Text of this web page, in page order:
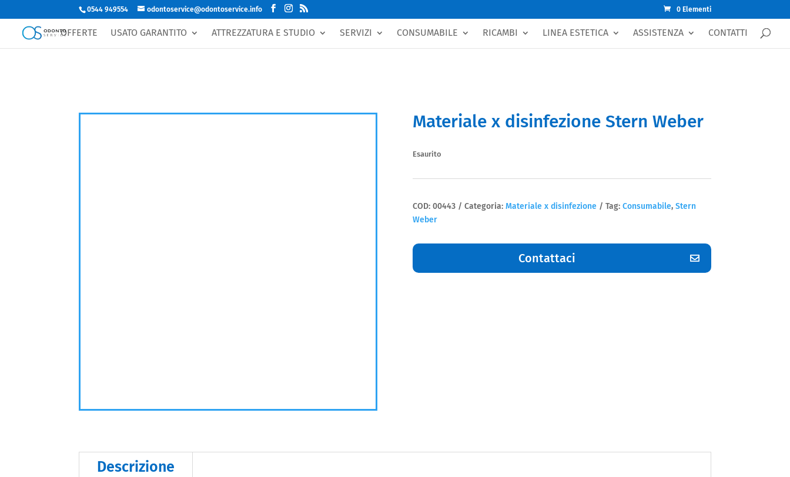
0544 949554 odontoservice@odontoservice.info 0 Elementi
OFFERTE USATO GARANTITO ATTREZZATURA E STUDIO SERVIZI CONSUMABILE RICAMBI LINEA ESTETICA ASSISTENZA CONTATTI
Materiale x disinfezione Stern Weber
Esaurito
COD: 00443 Categoria: Materiale x disinfezione Tag: Consumabile, Stern
Weber
Contattaci
Descrizione